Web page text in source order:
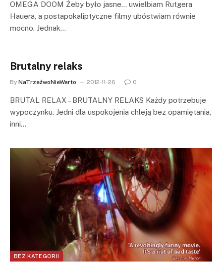
OMEGA DOOM Żeby było jasne… uwielbiam Rutgera
Hauera, a postapokaliptyczne filmy ubóstwiam równie
mocno. Jednak…
Brutalny relaks
By NaTrzeźwoNieWarto 2012-11-26 0
BRUTAL RELAX – BRUTALNY RELAKS Każdy potrzebuje
wypoczynku. Jedni dla uspokojenia chleją bez opamiętania,
inni…
BEZ KATEGORII